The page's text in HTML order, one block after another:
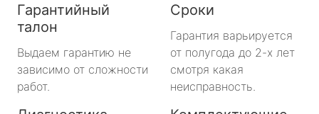
Гарантийный
талон
Выдаем гарантию не
зависимо от сложности
работ.
Сроки
Гарантия варьируется
от полугода до 2-х лет
смотря какая
неисправность.